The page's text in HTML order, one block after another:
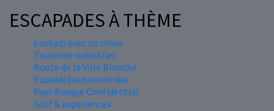
ESCAPADES À THÈME
Euskadi avec un chien
Tourisme industriel
Route de la Ville Blanche
Euskadi Gastronomika
Pays Basque Confidential
Golf & experiences